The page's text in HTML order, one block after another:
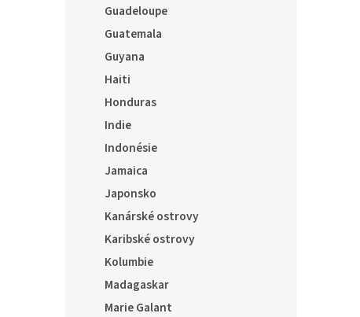
Guadeloupe
Guatemala
Guyana
Haiti
Honduras
Indie
Indonésie
Jamaica
Japonsko
Kanárské ostrovy
Karibské ostrovy
Kolumbie
Madagaskar
Marie Galant